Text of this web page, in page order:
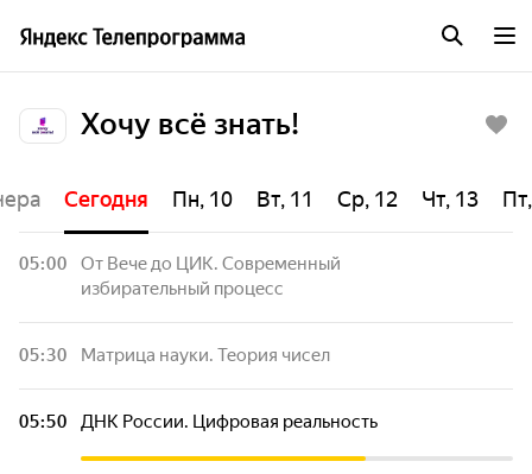
Хочу всё знать!
Сегодня Пн, 10 Вт, 11 Ср, 12 Чт, 13
05:00
От Вече до ЦИК. Современный
избирательный процесс
05:30 Матрица науки. Теория чисел
05:50 ДНК России. Цифровая реальность